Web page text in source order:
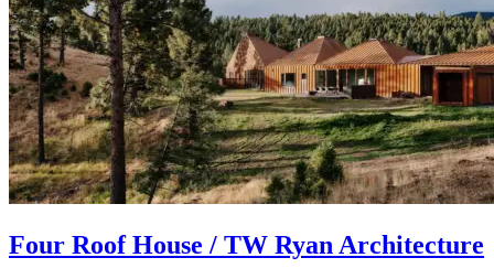
Four Roof House / TW Ryan Architecture